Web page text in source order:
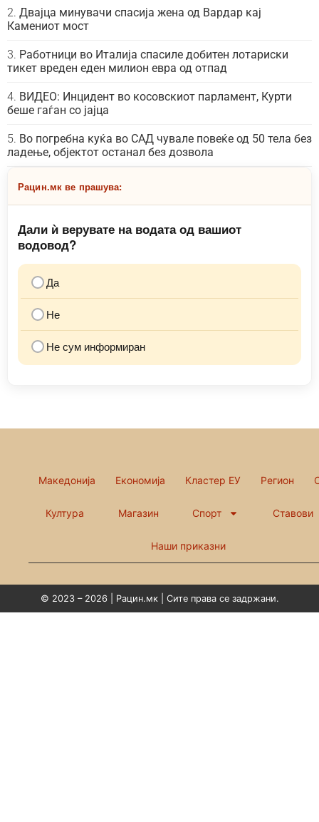
Двајца минувачи спасија жена од Вардар кај
Камениот мост
Работници во Италија спасиле добитен лотариски
тикет вреден еден милион евра од отпад
ВИДЕО: Инцидент во косовскиот парламент, Курти
беше гаѓан со јајца
Во погребна куќа во САД чувале повеќе од 50 тела без
ладење, објектот останал без дозвола
Рацин.мк ве прашува:
Дали ѝ верувате на водата од вашиот
водовод?
Да
Не
Не сум информиран
Македонија Економија Кластер ЕУ Регион
Култура Магазин Спорт Ставови
Наши приказни
© 2023 – 2026 | Рацин.мк | Сите права се задржани.